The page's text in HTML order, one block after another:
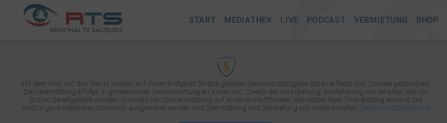
START MEDIATHEK LIVE PODCAST VERMIETUNG SHOP
Mit dem Klick auf den Dienst werden auf Ihrem Endgerät Skripte geladen, personenbezogene Daten erfasst und Cookies gespeichert.
Die Übermittlung erfolgt: in gemeinsamer Verantwortung an Vimeo Inc.. Zweck der Verarbeitung: Auslieferung von Inhalten, die von
Dritten bereitgestellt werden, Auswahl von Online-Werbung auf anderen Plattformen, die mittels Real-Time-Bidding anhand des
Nutzungsverhaltens automatisch ausgewählt werden und Übermittlung und Darstellung von Video-Inhalten. Datenschutzerklärung